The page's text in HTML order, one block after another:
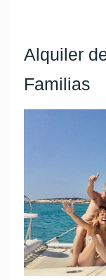
Alquiler
Familias